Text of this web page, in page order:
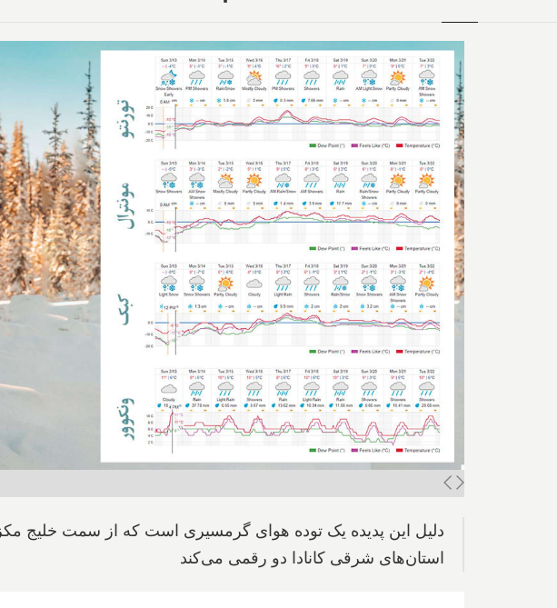
دلیل این پدیده یک توده هوای گرمسیری است که از سمت خلیج
استان‌های شرقی کانادا دو رقمی می‌کند